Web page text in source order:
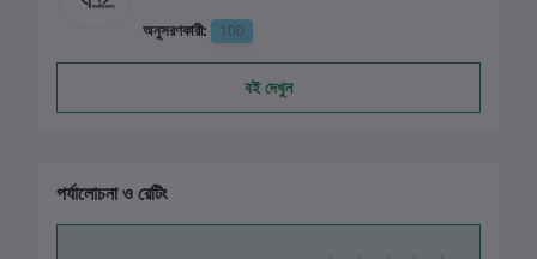
অনুসরণকারী:
100
বই দেখুন
পর্যালোচনা ও রেটিং